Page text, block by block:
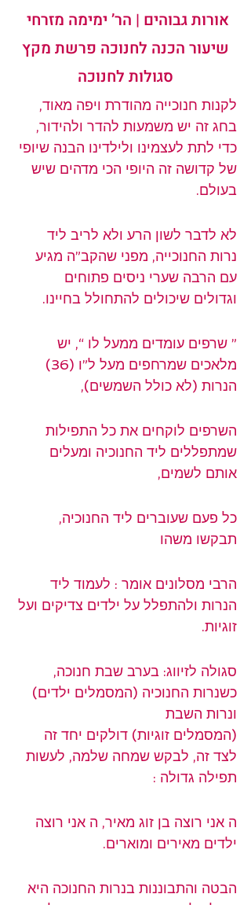
אורות גבוהים | הר’ ימימה מזרחי
שיעור הכנה לחנוכה פרשת מקץ
סגולות לחנוכה
לקנות חנוכייה מהודרת ויפה מאוד,
בחג זה יש משמעות להדר ולהידור,
כדי לתת לעצמינו ולילדינו הבנה שיופי
של קדושה זה היופי הכי מדהים שיש
בעולם.
לא לדבר לשון הרע ולא לריב ליד
נרות החנוכייה, מפני שהקב”ה מגיע
עם הרבה שערי ניסים פתוחים
וגדולים שיכולים להתחולל בחיינו.
” שרפים עומדים ממעל לו “, יש
מלאכים שמרחפים מעל ל”ו (36)
הנרות (לא כולל השמשים),
השרפים לוקחים את כל התפילות
שמתפללים ליד החנוכיה ומעלים
אותם לשמים,
כל פעם שעוברים ליד החנוכיה,
תבקשו משהו
הרבי מסלונים אומר : לעמוד ליד
הנרות ולהתפלל על ילדים צדיקים ועל
זוגיות.
סגולה לזיווג: בערב שבת חנוכה,
כשנרות החנוכיה (המסמלים ילדים)
ונרות השבת
(המסמלים זוגיות) דולקים יחד זה
לצד זה, לבקש שמחה שלמה, לעשות
תפילה גדולה :
ה אני רוצה בן זוג מאיר, ה אני רוצה
ילדים מאירים ומוארים.
הבטה והתבוננות בנרות החנוכה היא